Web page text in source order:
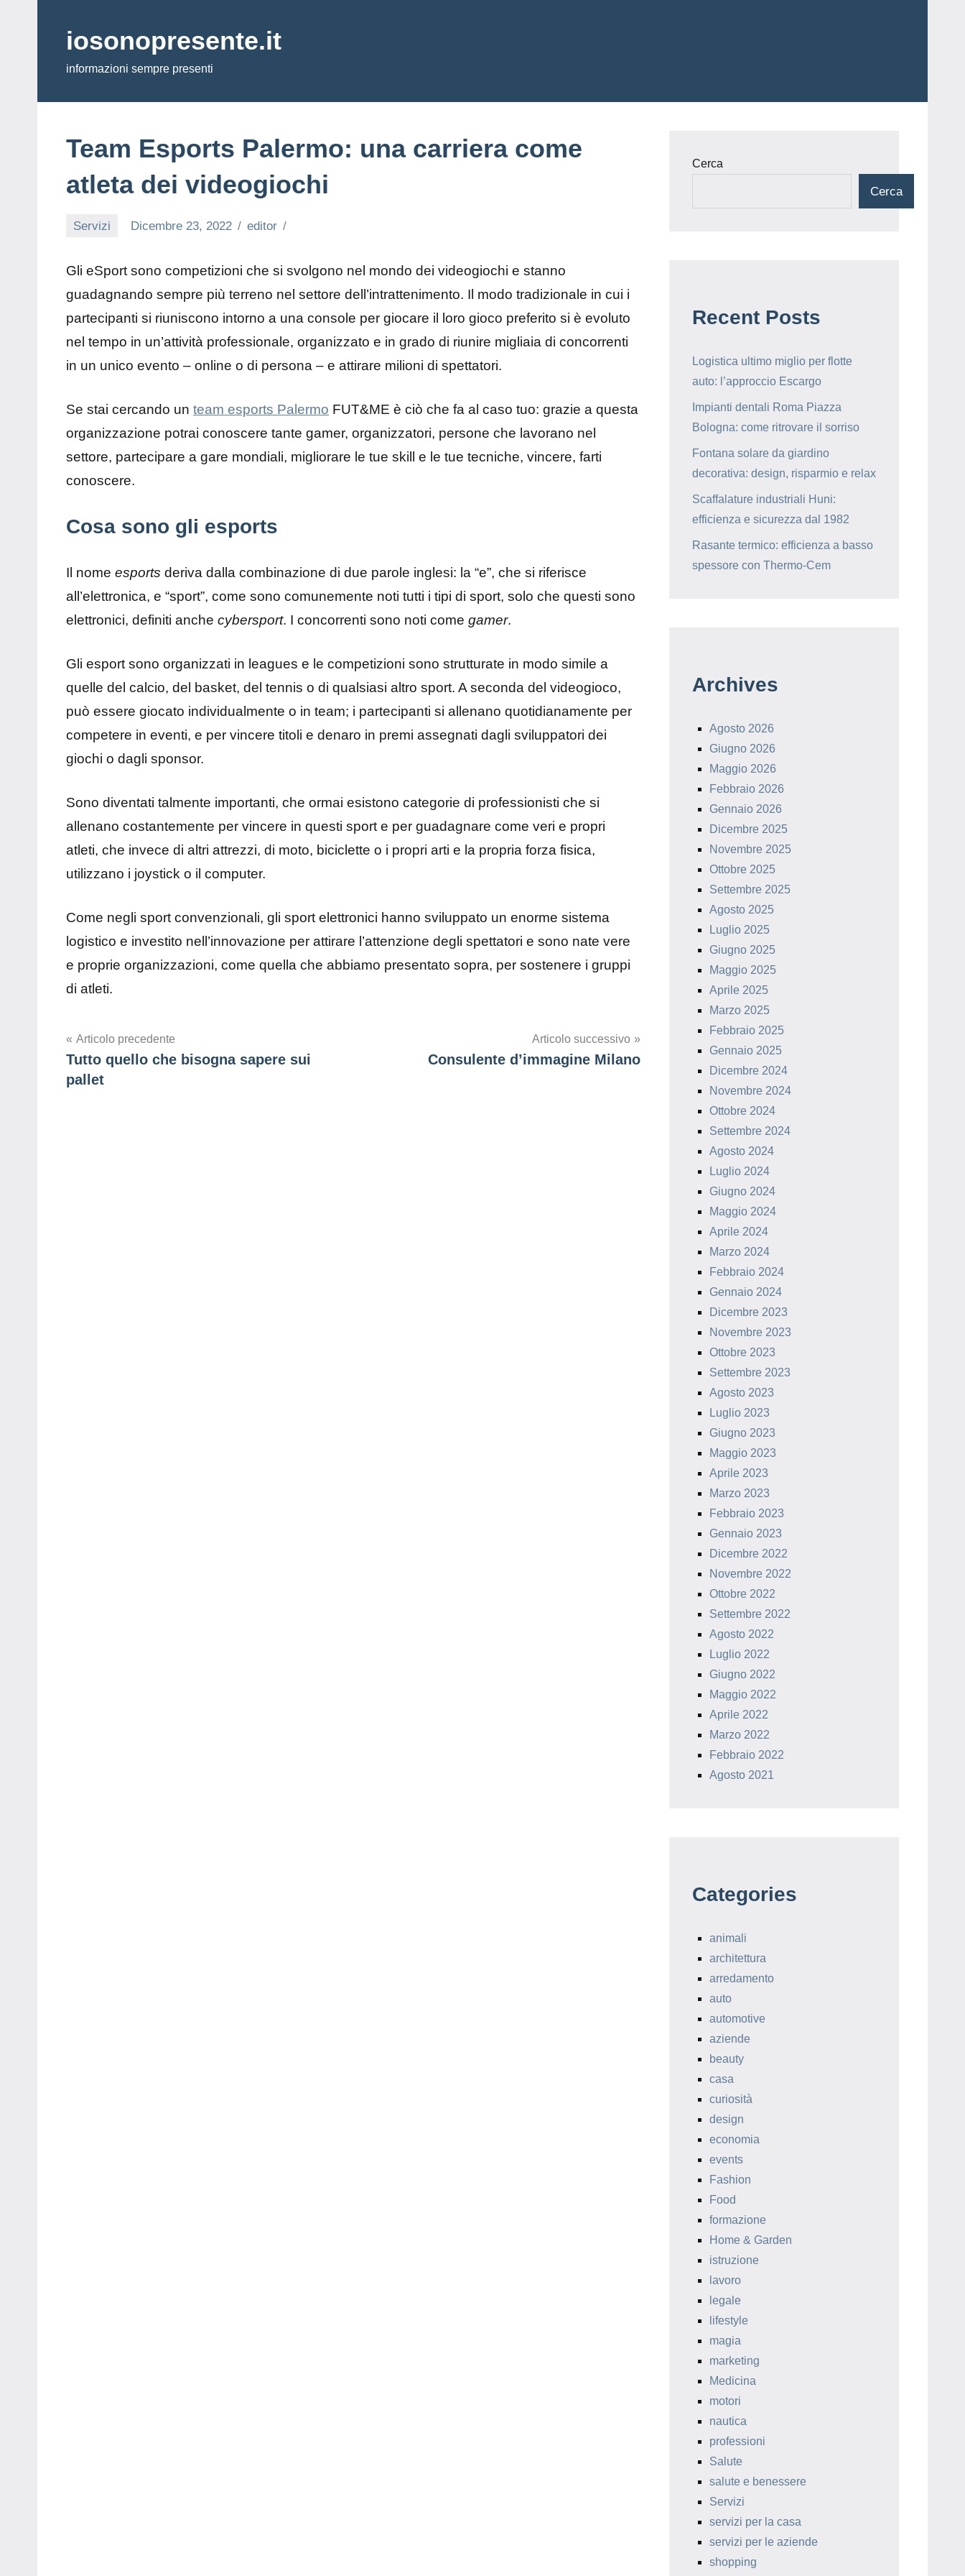
contenutoiosonopresente.it
informazioni sempre presenti
Team Esports Palermo: una carriera come
atleta dei videogiochi
Servizi Dicembre 23, 2022 editor
Gli eSport sono competizioni che si svolgono nel mondo dei videogiochi e stanno
guadagnando sempre più terreno nel settore dell’intrattenimento. Il modo tradizionale in cui i
partecipanti si riuniscono intorno a una console per giocare il loro gioco preferito si è evoluto
nel tempo in un’attività professionale, organizzato e in grado di riunire migliaia di concorrenti
in un unico evento – online o di persona – e attirare milioni di spettatori.
Se stai cercando un team esports Palermo FUT&ME è ciò che fa al caso tuo: grazie a questa
organizzazione potrai conoscere tante gamer, organizzatori, persone che lavorano nel
settore, partecipare a gare mondiali, migliorare le tue skill e le tue tecniche, vincere, farti
conoscere.
Cosa sono gli esports
Il nome esports deriva dalla combinazione di due parole inglesi: la “e”, che si riferisce
all’elettronica, e “sport”, come sono comunemente noti tutti i tipi di sport, solo che questi sono
elettronici, definiti anche cybersport. I concorrenti sono noti come gamer.
Gli esport sono organizzati in leagues e le competizioni sono strutturate in modo simile a
quelle del calcio, del basket, del tennis o di qualsiasi altro sport. A seconda del videogioco,
può essere giocato individualmente o in team; i partecipanti si allenano quotidianamente per
competere in eventi, e per vincere titoli e denaro in premi assegnati dagli sviluppatori dei
giochi o dagli sponsor.
Sono diventati talmente importanti, che ormai esistono categorie di professionisti che si
allenano costantemente per vincere in questi sport e per guadagnare come veri e propri
atleti, che invece di altri attrezzi, di moto, biciclette o i propri arti e la propria forza fisica,
utilizzano i joystick o il computer.
Come negli sport convenzionali, gli sport elettronici hanno sviluppato un enorme sistema
logistico e investito nell’innovazione per attirare l’attenzione degli spettatori e sono nate vere
e proprie organizzazioni, come quella che abbiamo presentato sopra, per sostenere i gruppi
di atleti.
Navigazione
articoli
Articolo precedente
Tutto quello che bisogna sapere sui
pallet
Articolo successivo
Consulente d’immagine Milano
Cerca
Cerca
Recent Posts
Logistica ultimo miglio per flotte
auto: l’approccio Escargo
Impianti dentali Roma Piazza
Bologna: come ritrovare il sorriso
Fontana solare da giardino
decorativa: design, risparmio e relax
Scaffalature industriali Huni:
efficienza e sicurezza dal 1982
Rasante termico: efficienza a basso
spessore con Thermo-Cem
Archives
Agosto 2026
Giugno 2026
Maggio 2026
Febbraio 2026
Gennaio 2026
Dicembre 2025
Novembre 2025
Ottobre 2025
Settembre 2025
Agosto 2025
Luglio 2025
Giugno 2025
Maggio 2025
Aprile 2025
Marzo 2025
Febbraio 2025
Gennaio 2025
Dicembre 2024
Novembre 2024
Ottobre 2024
Settembre 2024
Agosto 2024
Luglio 2024
Giugno 2024
Maggio 2024
Aprile 2024
Marzo 2024
Febbraio 2024
Gennaio 2024
Dicembre 2023
Novembre 2023
Ottobre 2023
Settembre 2023
Agosto 2023
Luglio 2023
Giugno 2023
Maggio 2023
Aprile 2023
Marzo 2023
Febbraio 2023
Gennaio 2023
Dicembre 2022
Novembre 2022
Ottobre 2022
Settembre 2022
Agosto 2022
Luglio 2022
Giugno 2022
Maggio 2022
Aprile 2022
Marzo 2022
Febbraio 2022
Agosto 2021
Categories
animali
architettura
arredamento
auto
automotive
aziende
beauty
casa
curiosità
design
economia
events
Fashion
Food
formazione
Home & Garden
istruzione
lavoro
legale
lifestyle
magia
marketing
Medicina
motori
nautica
professioni
Salute
salute e benessere
Servizi
servizi per la casa
servizi per le aziende
shopping